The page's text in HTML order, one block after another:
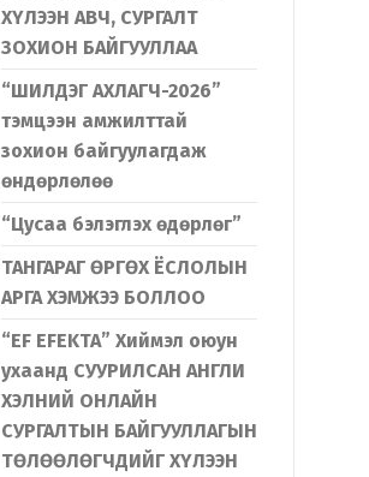
ХҮЛЭЭН АВЧ, СУРГАЛТ
ЗОХИОН БАЙГУУЛЛАА
“ШИЛДЭГ АХЛАГЧ-2026”
тэмцээн амжилттай
зохион байгуулагдаж
өндөрлөлөө
“Цусаа бэлэглэх өдөрлөг”
ТАНГАРАГ ӨРГӨХ ЁСЛОЛЫН
АРГА ХЭМЖЭЭ БОЛЛОО
“EF EFEKTA” Хиймэл оюун
ухаанд СУУРИЛСАН АНГЛИ
ХЭЛНИЙ ОНЛАЙН
СУРГАЛТЫН БАЙГУУЛЛАГЫН
ТӨЛӨӨЛӨГЧДИЙГ ХҮЛЭЭН